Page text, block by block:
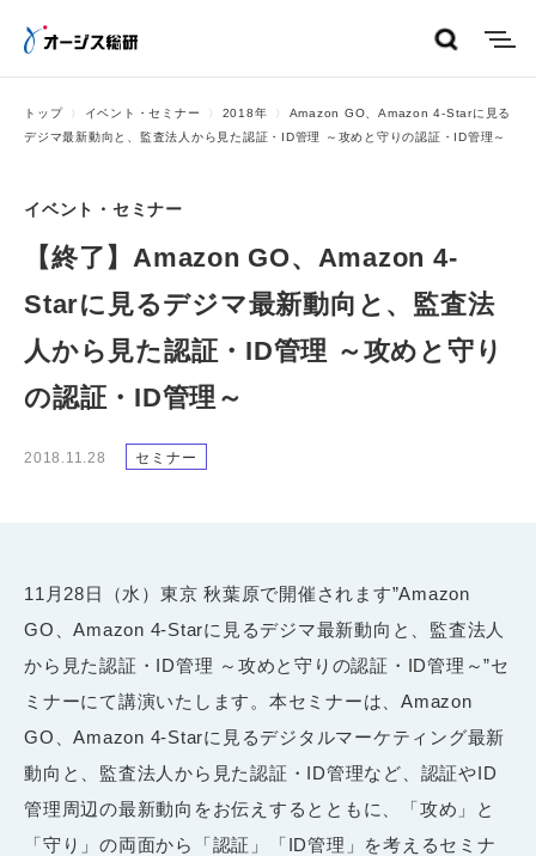
トップ イベント・セミナー 2018年
Amazon GO、Amazon 4-Starに見る
デジマ最新動向と、監査法人から見た認証・ID管理 ～攻めと守りの認証・ID管理～
イベント・セミナー
【終了】Amazon GO、Amazon 4-
Starに見るデジマ最新動向と、監査法
人から見た認証・ID管理 ～攻めと守り
の認証・ID管理～
2018.11.28 セミナー
11月28日（水）東京 秋葉原で開催されます”Amazon
GO、Amazon 4-Starに見るデジマ最新動向と、監査法人
から見た認証・ID管理 ～攻めと守りの認証・ID管理～”セ
ミナーにて講演いたします。本セミナーは、Amazon
GO、Amazon 4-Starに見るデジタルマーケティング最新
動向と、監査法人から見た認証・ID管理など、認証やID
管理周辺の最新動向をお伝えするとともに、「攻め」と
「守り」の両面から「認証」「ID管理」を考えるセミナ